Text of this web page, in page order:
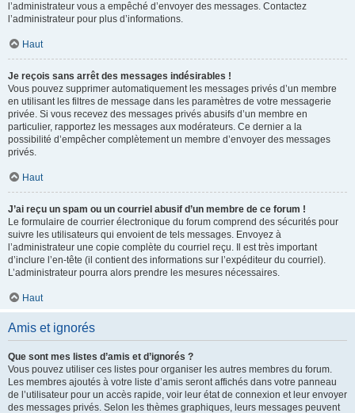
l’administrateur vous a empêché d’envoyer des messages. Contactez
l’administrateur pour plus d’informations.
Haut
Je reçois sans arrêt des messages indésirables !
Vous pouvez supprimer automatiquement les messages privés d’un membre
en utilisant les filtres de message dans les paramètres de votre messagerie
privée. Si vous recevez des messages privés abusifs d’un membre en
particulier, rapportez les messages aux modérateurs. Ce dernier a la
possibilité d’empêcher complètement un membre d’envoyer des messages
privés.
Haut
J’ai reçu un spam ou un courriel abusif d’un membre de ce forum !
Le formulaire de courrier électronique du forum comprend des sécurités pour
suivre les utilisateurs qui envoient de tels messages. Envoyez à
l’administrateur une copie complète du courriel reçu. Il est très important
d’inclure l’en-tête (il contient des informations sur l’expéditeur du courriel).
L’administrateur pourra alors prendre les mesures nécessaires.
Haut
Amis et ignorés
Que sont mes listes d’amis et d’ignorés ?
Vous pouvez utiliser ces listes pour organiser les autres membres du forum.
Les membres ajoutés à votre liste d’amis seront affichés dans votre panneau
de l’utilisateur pour un accès rapide, voir leur état de connexion et leur envoyer
des messages privés. Selon les thèmes graphiques, leurs messages peuvent